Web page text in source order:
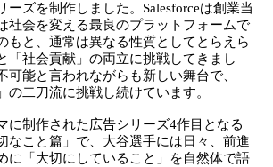
ーズを制作しました。Salesforceは創業当
社会を変える最良のプラットフォームで
もと、通常は異なる性質としてとらえら
「社会貢献」の両立に挑戦してきまし
可能と言われながらも新しい舞台で、
の二刀流に挑戦し続けています。
に制作された広告シリーズ4作目となる
なこと篇」で、大谷選手には日々、前進
に「大切にしていること」を自然体で語